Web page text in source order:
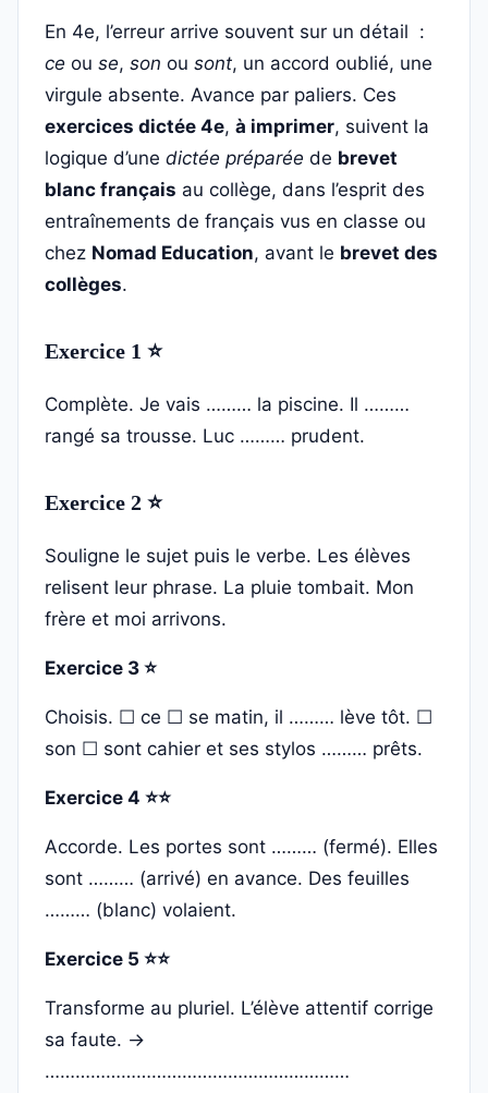
En 4e, l’erreur arrive souvent sur un détail :
ce ou se, son ou sont, un accord oublié, une
virgule absente. Avance par paliers. Ces
exercices dictée 4e, à imprimer, suivent la
logique d’une dictée préparée de brevet
blanc français au collège, dans l’esprit des
entraînements de français vus en classe ou
chez Nomad Education, avant le brevet des
collèges.
Exercice 1 ⭐
Complète. Je vais ……… la piscine. Il ………
rangé sa trousse. Luc ……… prudent.
Exercice 2 ⭐
Souligne le sujet puis le verbe. Les élèves
relisent leur phrase. La pluie tombait. Mon
frère et moi arrivons.
Exercice 3 ⭐
Choisis. ☐ ce ☐ se matin, il ……… lève tôt. ☐
son ☐ sont cahier et ses stylos ……… prêts.
Exercice 4 ⭐⭐
Accorde. Les portes sont ……… (fermé). Elles
sont ……… (arrivé) en avance. Des feuilles
……… (blanc) volaient.
Exercice 5 ⭐⭐
Transforme au pluriel. L’élève attentif corrige
sa faute. →
……………………………………………………